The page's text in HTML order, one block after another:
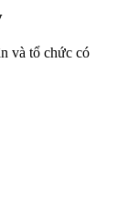
và tổ chức có